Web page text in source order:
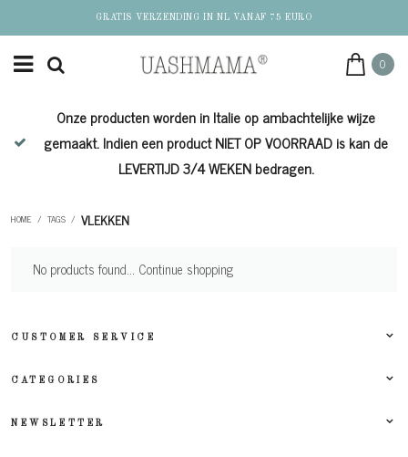
GRATIS VERZENDING IN NL VANAF 75 EURO
0
Onze producten worden in Italie op ambachtelijke wijze
gemaakt. Indien een product NIET OP VOORRAAD is kan de
LEVERTIJD 3/4 WEKEN bedragen.
HOME / TAGS / VLEKKEN
No products found... Continue shopping
CUSTOMER SERVICE
CATEGORIES
NEWSLETTER